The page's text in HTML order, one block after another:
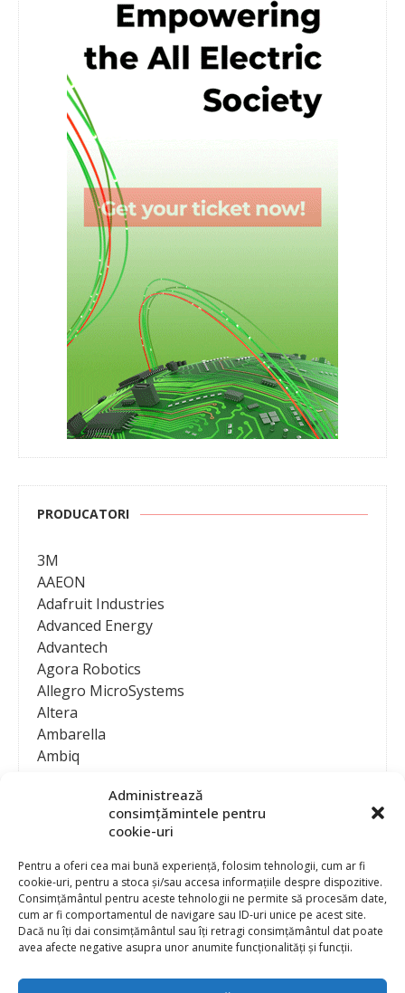
Administrează
consimțămintele pentru
cookie-uri
Pentru a oferi cea mai bună experiență, folosim tehnologii, cum ar fi
cookie-uri, pentru a stoca și/sau accesa informațiile despre dispozitive.
Consimțământul pentru aceste tehnologii ne permite să procesăm date,
cum ar fi comportamentul de navigare sau ID-uri unice pe acest site.
Dacă nu îți dai consimțământul sau îți retragi consimțământul dat poate
avea afecte negative asupra unor anumite funcționalități și funcții.
PRODUCATORI
3M
AAEON
Adafruit Industries
Advanced Energy
Advantech
Agora Robotics
Allegro MicroSystems
Altera
Ambarella
Ambiq
Analog Devices
Anritsu Corporation
Ansys
APS
Arduino
Arm
Asentics